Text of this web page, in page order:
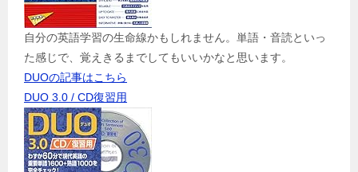
自分の英語学習の生命線かもしれません。単語・音読といっ
た感じで、覚えきるまでしてもいいかなと思います。
DUOの記事はこちら
DUO 3.0 / CD復習用